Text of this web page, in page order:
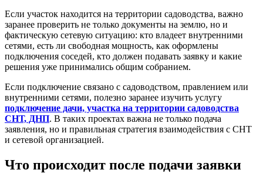
Если участок находится на территории садоводства, важно
заранее проверить не только документы на землю, но и
фактическую сетевую ситуацию: кто владеет внутренними
сетями, есть ли свободная мощность, как оформлены
подключения соседей, кто должен подавать заявку и какие
решения уже принимались общим собранием.
Если подключение связано с садоводством, правлением или
внутренними сетями, полезно заранее изучить услугу
подключение дачи, участка на территории садоводства
СНТ, ДНП. В таких проектах важна не только подача
заявления, но и правильная стратегия взаимодействия с СНТ
и сетевой организацией.
Что происходит после подачи заявки